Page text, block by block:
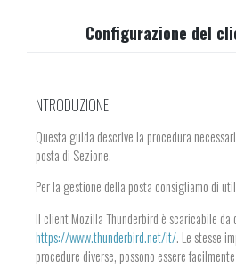
Configurazione del
NTRODUZIONE
Questa guida descrive la procedura
posta di Sezione.
Per la gestione della posta consigliamo di
Il client Mozilla Thunderbird è scaricabile da
https://www.thunderbird.net/it/. Le stesse
procedure diverse, possono essere